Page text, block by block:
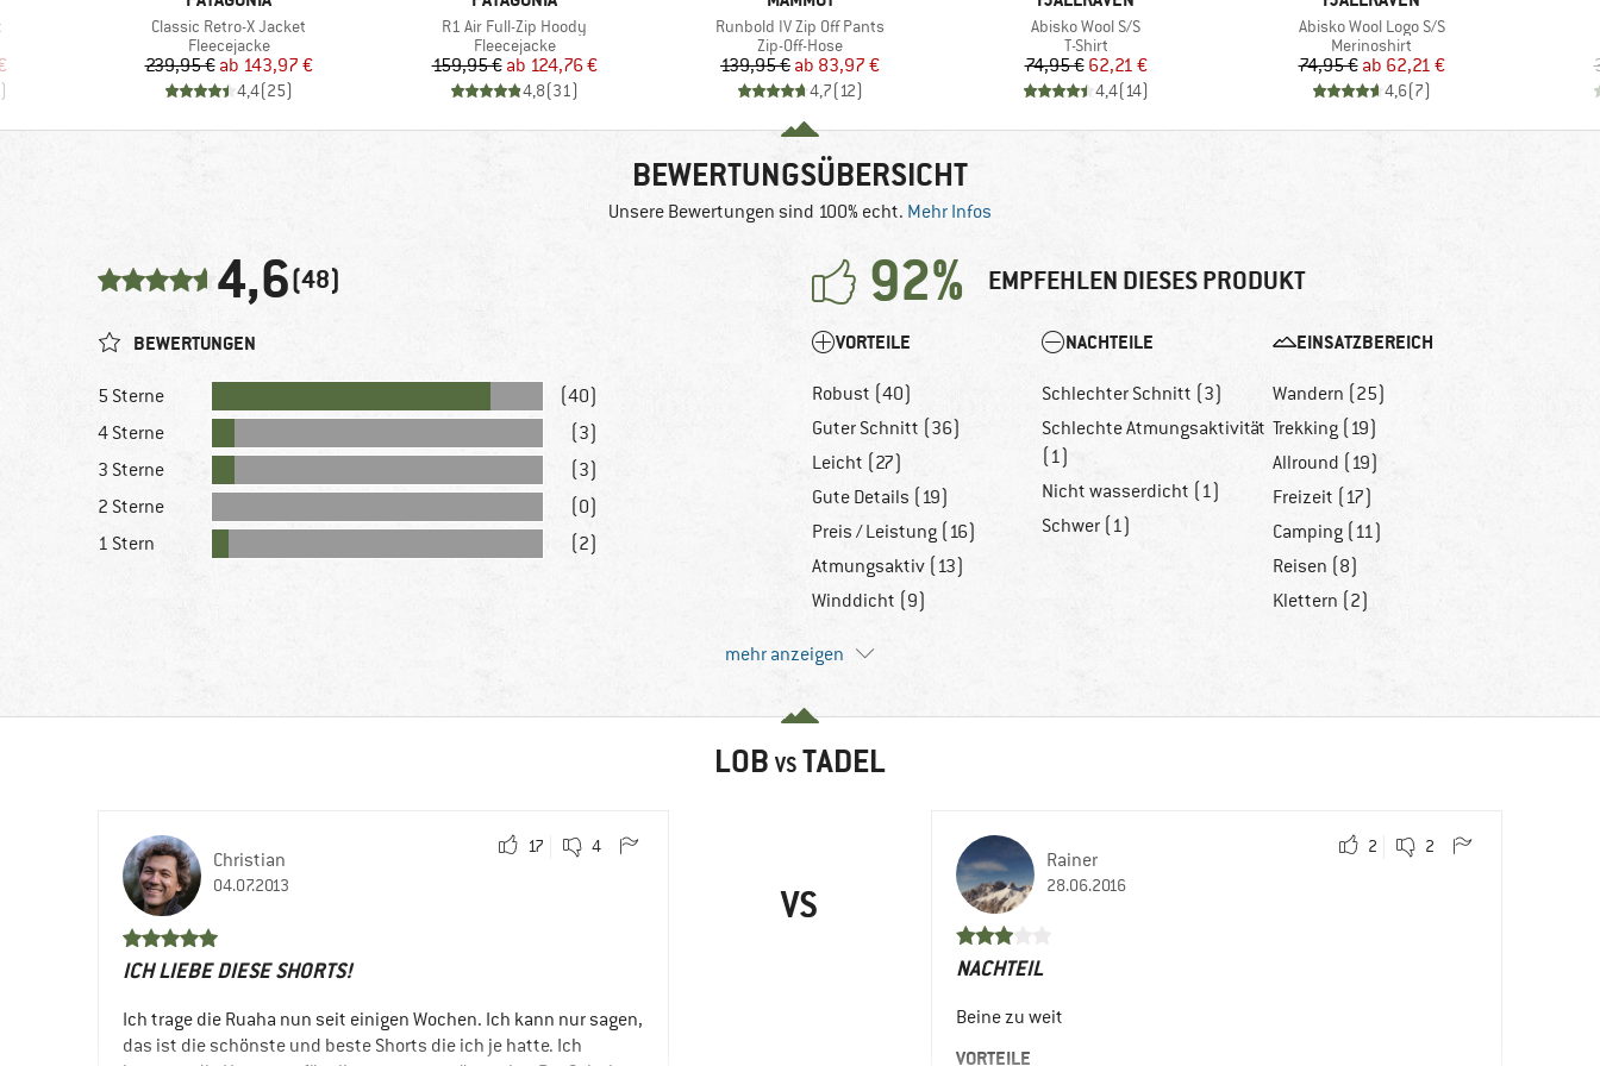
Preis
)
Artikel
Classic Retro-X Jacket
Produktgruppe
Fleecejacke
Preis
239,95 € reduzierter Preis
ab 143,97 €
4,4(25)
Artikel
R1 Air Full-Zip Hoody
Produktgruppe
Fleecejacke
Preis
159,95 € reduzierter Preis
ab 124,76 €
4,8(31)
Artikel
Runbold IV Zip Off Pants
Produktgruppe
Zip-Off-Hose
Preis
139,95 € reduzierter Preis
ab 83,97 €
4,7(12)
Artikel
Abisko Wool S/S
Produktgruppe
T-Shirt
Preis
74,95 €reduzierter Preis
62,21 €
4,4(14)
Artikel
Abisko Wool Logo S/S
Produktgruppe
Merinoshirt
Preis
74,95 € reduzierter Preis
ab 62,21 €
4,6(7)
BEWERTUNGSÜBERSICHT
Unsere Bewertungen sind 100% echt. Mehr Infos
4,6(48) 92% EMPFEHLEN DIESES PRODUKT
BEWERTUNGEN
5 Sterne
(40)
4 Sterne
(3)
3 Sterne
(3)
2 Sterne
(0)
1 Stern
(2)
VORTEILE
Robust (40)
Guter Schnitt (36)
Leicht (27)
Gute Details (19)
Preis / Leistung (16)
Atmungsaktiv (13)
Winddicht (9)
NACHTEILE
Schlechter Schnitt (3)
Schlechte Atmungsaktivität
(1)
Nicht wasserdicht (1)
Schwer (1)
EINSATZBEREICH
Wandern (25)
Trekking (19)
Allround (19)
Freizeit (17)
Camping (11)
Reisen (8)
Klettern (2)
mehr anzeigen
LOB VS TADEL
Christian
04.07.2013
17 4
ICH LIEBE DIESE SHORTS!
Ich trage die Ruaha nun seit einigen Wochen. Ich kann nur sagen,
das ist die schönste und beste Shorts die ich je hatte. Ich
VS
Rainer
28.06.2016
2 2
NACHTEIL
Beine zu weit
VORTEILE